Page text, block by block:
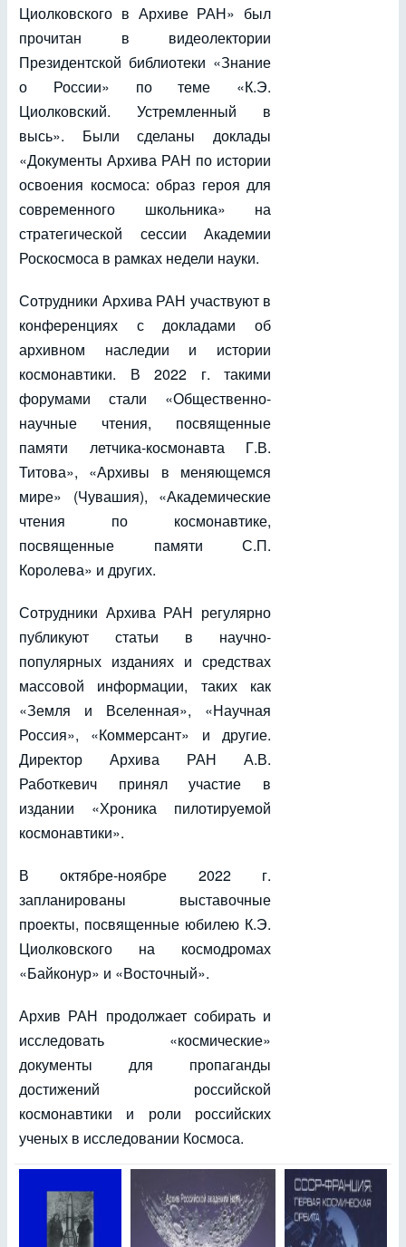
Циолковского в Архиве РАН» был
прочитан в видеолектории
Президентской библиотеки «Знание
о России» по теме «К.Э.
Циолковский. Устремленный в
высь». Были сделаны доклады
«Документы Архива РАН по истории
освоения космоса: образ героя для
современного школьника» на
стратегической сессии Академии
Роскосмоса в рамках недели науки.
Сотрудники Архива РАН участвуют в
конференциях с докладами об
архивном наследии и истории
космонавтики. В 2022 г. такими
форумами стали «Общественно-
научные чтения, посвященные
памяти летчика-космонавта Г.В.
Титова», «Архивы в меняющемся
мире» (Чувашия), «Академические
чтения по космонавтике,
посвященные памяти С.П.
Королева» и других.
Сотрудники Архива РАН регулярно
публикуют статьи в научно-
популярных изданиях и средствах
массовой информации, таких как
«Земля и Вселенная», «Научная
Россия», «Коммерсант» и другие.
Директор Архива РАН А.В.
Работкевич принял участие в
издании «Хроника пилотируемой
космонавтики».
В октябре-ноябре 2022 г.
запланированы выставочные
проекты, посвященные юбилею К.Э.
Циолковского на космодромах
«Байконур» и «Восточный».
Архив РАН продолжает собирать и
исследовать «космические»
документы для пропаганды
достижений российской
космонавтики и роли российских
ученых в исследовании Космоса.